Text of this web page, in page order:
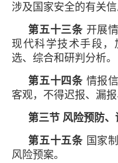
涉及国家安全的有关信
第五十三条 开展
现代科学技术手段，
选、综合和研判分析。
第五十四条 情报
客观，不得迟报、漏报
第三节 风险预防
第五十五条 国家
风险预案。